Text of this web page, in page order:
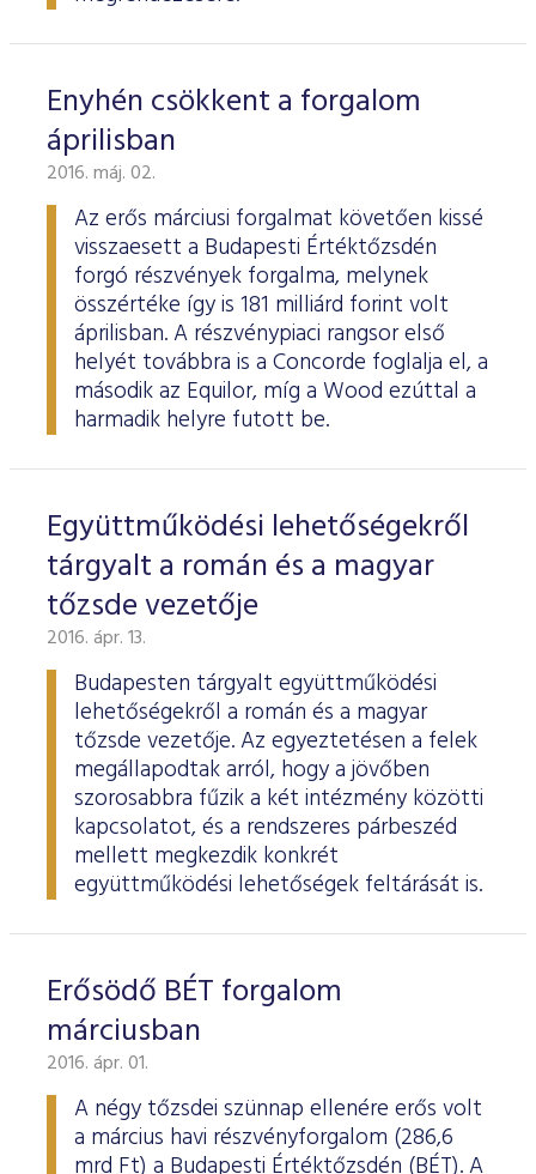
Enyhén csökkent a forgalom
áprilisban
2016. máj. 02.
Az erős márciusi forgalmat követően kissé
visszaesett a Budapesti Értéktőzsdén
forgó részvények forgalma, melynek
összértéke így is 181 milliárd forint volt
áprilisban. A részvénypiaci rangsor első
helyét továbbra is a Concorde foglalja el, a
második az Equilor, míg a Wood ezúttal a
harmadik helyre futott be.
Együttműködési lehetőségekről
tárgyalt a román és a magyar
tőzsde vezetője
2016. ápr. 13.
Budapesten tárgyalt együttműködési
lehetőségekről a román és a magyar
tőzsde vezetője. Az egyeztetésen a felek
megállapodtak arról, hogy a jövőben
szorosabbra fűzik a két intézmény közötti
kapcsolatot, és a rendszeres párbeszéd
mellett megkezdik konkrét
együttműködési lehetőségek feltárását is.
Erősödő BÉT forgalom
márciusban
2016. ápr. 01.
A négy tőzsdei szünnap ellenére erős volt
a március havi részvényforgalom (286,6
mrd Ft) a Budapesti Értéktőzsdén (BÉT). A